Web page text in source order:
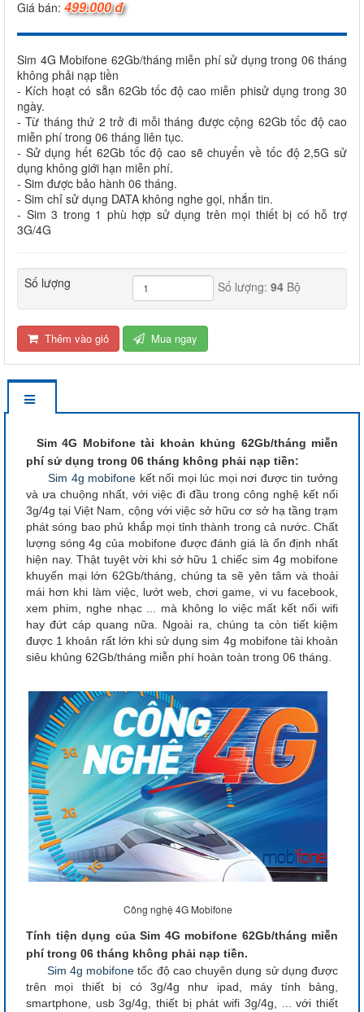
Giá bán: 499.000 đ
Sim 4G Mobifone 62Gb/tháng miễn phí sử dụng trong 06 tháng
không phải nạp tiền
- Kích hoạt có sẵn 62Gb tốc độ cao miễn phisử dụng trong 30
ngày.
- Từ tháng thứ 2 trở đi mỗi tháng được cộng 62Gb tốc độ cao
miễn phí trong 06 tháng liên tục.
- Sử dụng hết 62Gb tốc độ cao sẽ chuyển về tốc độ 2,5G sử
dụng không giới hạn miễn phí.
- Sim được bảo hành 06 tháng.
- Sim chỉ sử dụng DATA không nghe gọi, nhắn tin.
- Sim 3 trong 1 phù hợp sử dụng trên mọi thiết bị có hỗ trợ
3G/4G
Số lượng Số lượng: 94Bộ
Thêm vào giỏ Mua ngay
Sim 4G Mobifone tài khoản khủng 62Gb/tháng miễn
phí sử dụng trong 06 tháng không phải nạp tiền:
Sim 4g mobifone kết nối mọi lúc mọi nơi được tin tưởng
và ưa chuộng nhất, với việc đi đầu trong công nghệ kết nối
3g/4g tại Việt Nam, cộng với việc sở hữu cơ sở hạ tầng trạm
phát sóng bao phủ khắp mọi tỉnh thành trong cả nước. Chất
lượng sóng 4g của mobifone được đánh giá là ổn định nhất
hiện nay. Thật tuyệt vời khi sở hữu 1 chiếc sim 4g mobifone
khuyến mại lớn 62Gb/tháng, chúng ta sẽ yên tâm và thoải
mái hơn khi làm việc, lướt web, chơi game, vi vu facebook,
xem phim, nghe nhạc ... mà không lo việc mất kết nối wifi
hay đứt cáp quang nữa. Ngoài ra, chúng ta còn tiết kiệm
được 1 khoản rất lớn khi sử dụng sim 4g mobifone tài khoản
siêu khủng 62Gb/tháng miễn phí hoàn toàn trong 06 tháng.
Công nghệ 4G Mobifone
Tính tiện dụng của Sim 4G mobifone 62Gb/tháng miễn
phí trong 06 tháng không phải nạp tiền.
Sim 4g mobifone tốc độ cao chuyên dụng sử dụng được
trên mọi thiết bị có 3g/4g như ipad, máy tính bảng,
smartphone, usb 3g/4g, thiết bị phát wifi 3g/4g, ... với thiết